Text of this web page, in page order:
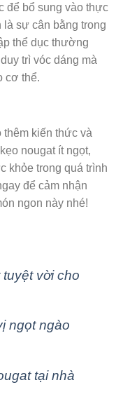
để bổ sung vào thực
là sự cân bằng trong
thể dục thường
trì vóc dáng mà
cơ thể.
thêm kiến thức và
nougat ít ngọt,
khỏe trong quá trình
để cảm nhận
ngon này nhé!
vời cho
ngọt ngào
tại nhà